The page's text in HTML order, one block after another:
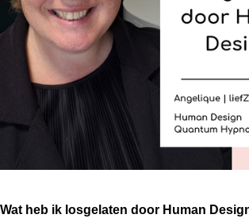
Wat heb ik losgelaten door Human